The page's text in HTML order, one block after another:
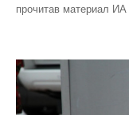
прочитав материал